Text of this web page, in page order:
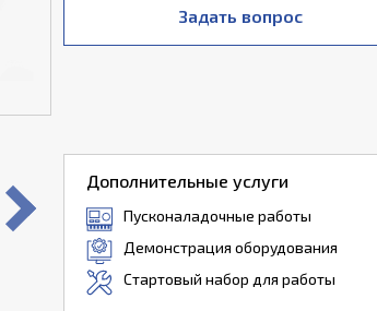
Задать вопрос
Дополнительные услуги
Пусконаладочные работы
Демонстрация оборудования
Стартовый набор для работы